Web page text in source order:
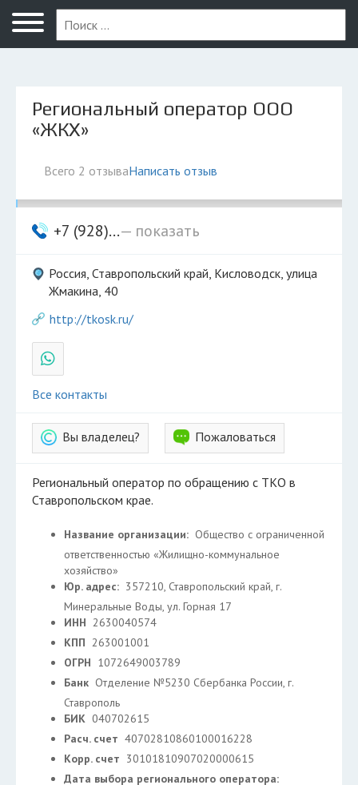
Кисловодск
Региональный оператор ООО
«ЖКХ»
Всего 2 отзываНаписать отзыв
+7 (928)...— показать
Россия, Ставропольский край, Кисловодск, улица
Жмакина, 40
http://tkosk.ru/
Все контакты
Вы владелец? Пожаловаться
Региональный оператор по обращению с ТКО в
Ставропольском крае.
Название организации: Общество с ограниченной
ответственностью «Жилищно-коммунальное
хозяйство»
Юр. адрес: 357210, Ставропольский край, г.
Минеральные Воды, ул. Горная 17
ИНН 2630040574
КПП 263001001
ОГРН 1072649003789
Банк Отделение №5230 Сбербанка России, г.
Ставрополь
БИК 040702615
Расч. счет 40702810860100016228
Корр. счет 30101810907020000615
Дата выбора регионального оператора: